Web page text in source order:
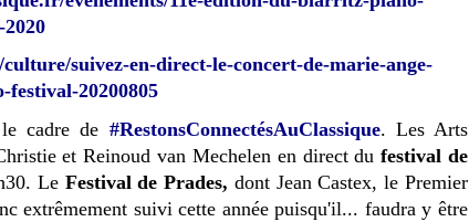
suivez-en-direct-le-concert-de-marie-ange-
20200805
cadre de #RestonsConnectésAuClassique. Les Arts
et Reinoud van Mechelen en direct dufestival de
Le Festival de Prades, dont Jean Castex, le Premier
extrêmement suivi cette année puisqu'il... faudra y être